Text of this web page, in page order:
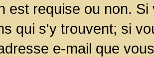
est requise ou non.
qui s'y trouvent; si
e-mail que